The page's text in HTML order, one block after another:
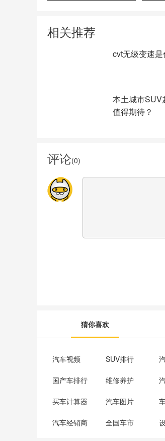
相关推荐
cvt无级变速
本土城市SUV
值得期待？
评论(0)
猜你喜欢
汽车视频 SUV排行
国产车排行 维修养护
买车计算器 汽车图片
汽车经销商 全国车市